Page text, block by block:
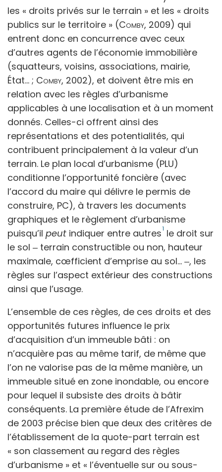
les « droits privés sur le terrain » et les « droits
publics sur le territoire » (Comby, 2009) qui
entrent donc en concurrence avec ceux
d’autres agents de l’économie immobilière
(squatteurs, voisins, associations, mairie,
État… ; Comby, 2002), et doivent être mis en
relation avec les règles d’urbanisme
applicables à une localisation et à un moment
donnés. Celles-ci offrent ainsi des
représentations et des potentialités, qui
contribuent principalement à la valeur d’un
terrain. Le plan local d’urbanisme (PLU)
conditionne l’opportunité foncière (avec
l’accord du maire qui délivre le permis de
construire, PC), à travers les documents
graphiques et le règlement d’urbanisme
puisqu’il peut indiquer entre autres 1 le droit sur
le sol ‒ terrain constructible ou non, hauteur
maximale, cœfficient d’emprise au sol… ‒, les
règles sur l’aspect extérieur des constructions
ainsi que l’usage.
L’ensemble de ces règles, de ces droits et des
opportunités futures influence le prix
d’acquisition d’un immeuble bâti : on
n’acquière pas au même tarif, de même que
l’on ne valorise pas de la même manière, un
immeuble situé en zone inondable, ou encore
pour lequel il subsiste des droits à bâtir
conséquents. La première étude de l’Afrexim
de 2003 précise bien que deux des critères de
l’établissement de la quote-part terrain est
« son classement au regard des règles
d’urbanisme » et « l’éventuelle sur ou sous-